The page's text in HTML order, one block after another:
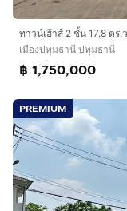
เมืองปทุมธานี ปทุมธานี
฿ 1,750,000
PREMIUM